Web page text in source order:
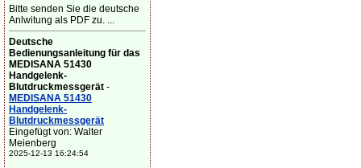
Bitte senden Sie die deutsche
Anlwitung als PDF zu. ...
Deutsche
Bedienungsanleitung für das
MEDISANA 51430
Handgelenk-
Blutdruckmessgerät -
MEDISANA 51430
Handgelenk-
Blutdruckmessgerät
Eingefügt von: Walter
Meienberg
2025-12-13 16:24:54